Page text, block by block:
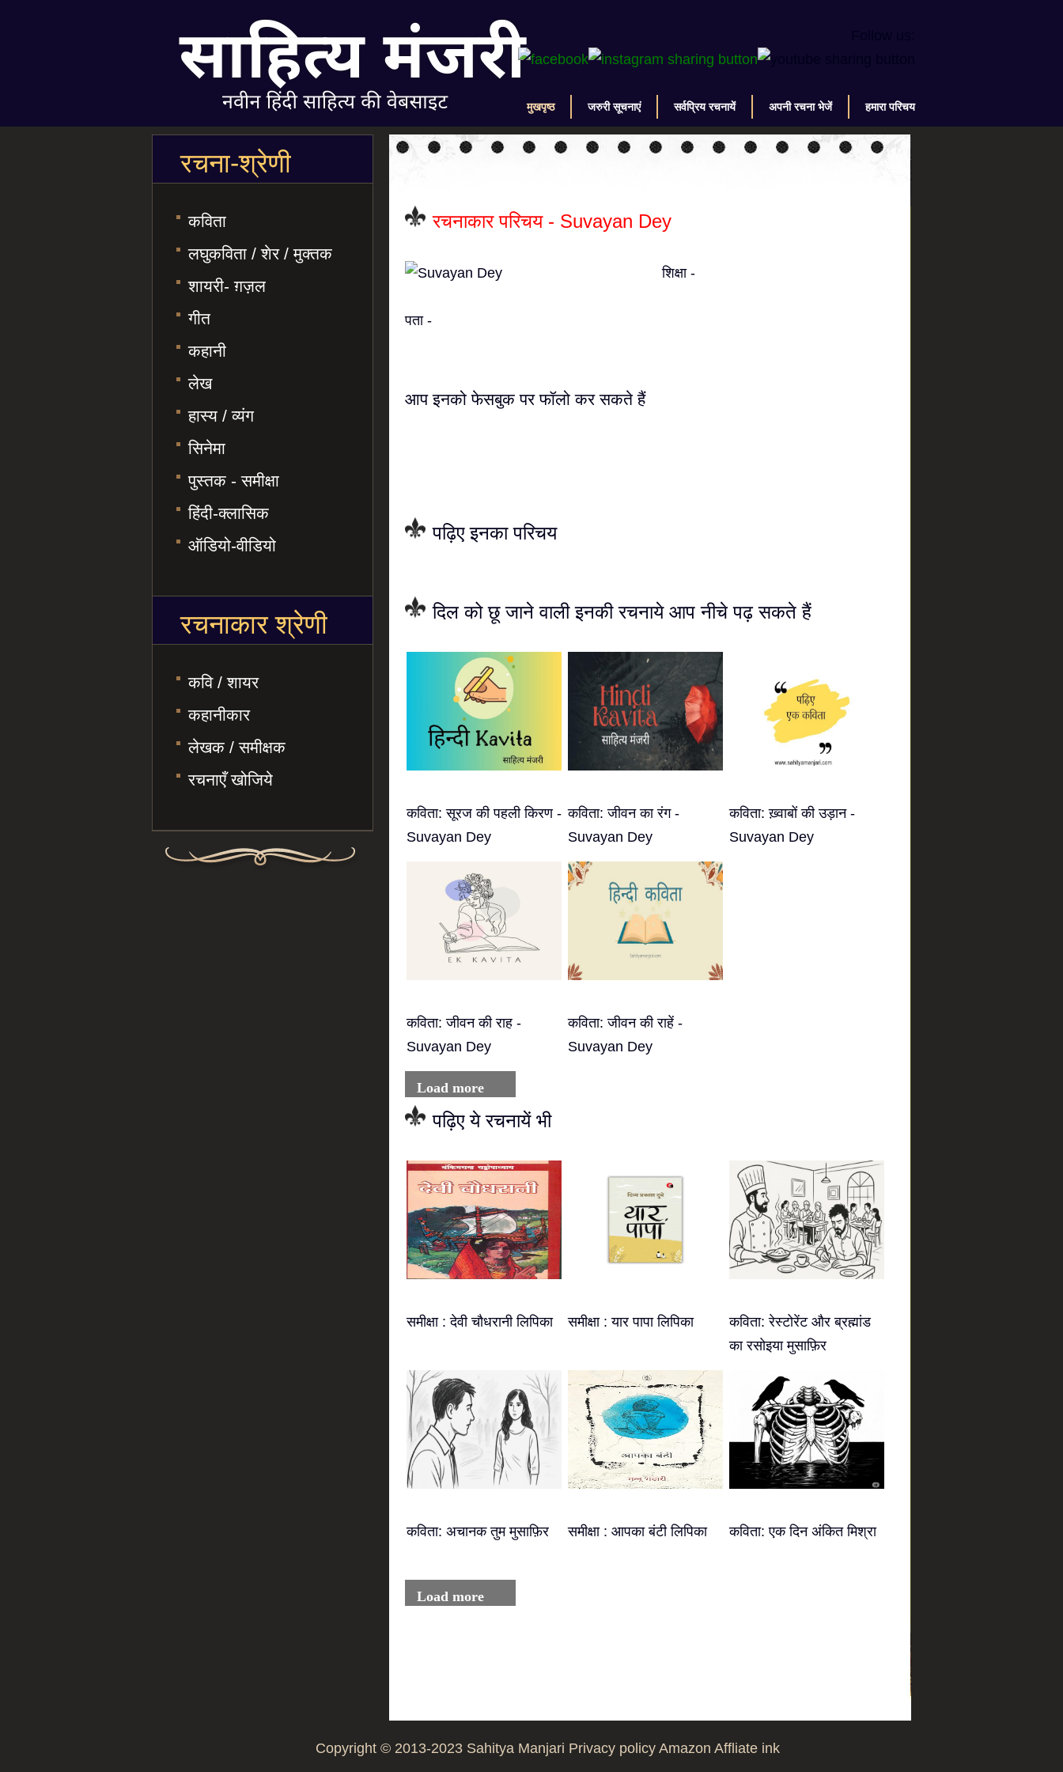
मुखपृष्ठ जरुरी सूचनाएं सर्वप्रिय रचनायें अपनी रचना भेजें हमारा परिचय
रचनाकार परिचय - Suvayan Dey
शिक्षा -
पता -
आप इनको फेसबुक पर फॉलो कर सकते हैं
पढ़िए इनका परिचय
दिल को छू जाने वाली इनकी रचनाये आप नीचे पढ़ सकते हैं
कविता: सूरज की पहली किरण -
Suvayan Dey
कविता: जीवन का रंग -
Suvayan Dey
कविता: ख़्वाबों की उड़ान -
Suvayan Dey
कविता: जीवन की राह -
Suvayan Dey
कविता: जीवन की राहें -
Suvayan Dey
Load more
पढ़िए ये रचनायें भी
समीक्षा : देवी चौधरानी लिपिका समीक्षा : यार पापा लिपिका
कविता: रेस्टोरेंट और ब्रह्मांड
का रसोइया मुसाफ़िर
कविता: अचानक तुम मुसाफ़िर समीक्षा : आपका बंटी लिपिका कविता: एक दिन अंकित मिश्रा
Load more
रचना-श्रेणी
कविता
लघुकविता / शेर / मुक्तक
शायरी- ग़ज़ल
गीत
कहानी
लेख
हास्य / व्यंग
सिनेमा
पुस्तक - समीक्षा
हिंदी-क्लासिक
ऑडियो-वीडियो
रचनाकार श्रेणी
कवि / शायर
कहानीकार
लेखक / समीक्षक
रचनाएँ खोजिये
Copyright © 2013-2023 Sahitya Manjari Privacy policy Amazon Affliate ink